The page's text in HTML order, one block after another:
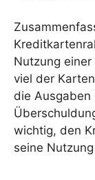
Nutzung
viel der
die Ausgaben
wichtig, den
seine